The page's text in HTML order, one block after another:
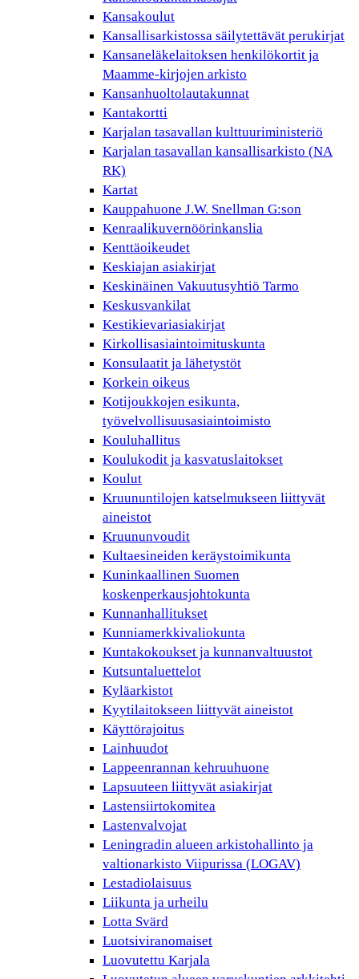
Kansakoulut
Kansallisarkistossa säilytettävät perukirjat
Kansaneläkelaitoksen henkilökortit ja
Maamme-kirjojen arkisto
Kansanhuoltolautakunnat
Kantakortti
Karjalan tasavallan kulttuuriministeriö
Karjalan tasavallan kansallisarkisto (NA
RK)
Kartat
Kauppahuone J.W. Snellman G:son
Kenraalikuvernöörinkanslia
Kenttäoikeudet
Keskiajan asiakirjat
Keskinäinen Vakuutusyhtiö Tarmo
Keskusvankilat
Kestikievariasiakirjat
Kirkollisasiaintoimituskunta
Konsulaatit ja lähetystöt
Korkein oikeus
Kotijoukkojen esikunta,
työvelvollisuusasiaintoimisto
Kouluhallitus
Koulukodit ja kasvatuslaitokset
Koulut
Kruununtilojen katselmukseen liittyvät
aineistot
Kruununvoudit
Kultaesineiden keräystoimikunta
Kuninkaallinen Suomen
koskenperkausjohtokunta
Kunnanhallitukset
Kunniamerkkivaliokunta
Kuntakokoukset ja kunnanvaltuustot
Kutsuntaluettelot
Kyläarkistot
Kyytilaitokseen liittyvät aineistot
Käyttörajoitus
Lainhuudot
Lappeenrannan kehruuhuone
Lapsuuteen liittyvät asiakirjat
Lastensiirtokomitea
Lastenvalvojat
Leningradin alueen arkistohallinto ja
valtionarkisto Viipurissa (LOGAV)
Lestadiolaisuus
Liikunta ja urheilu
Lotta Svärd
Luotsiviranomaiset
Luovutettu Karjala